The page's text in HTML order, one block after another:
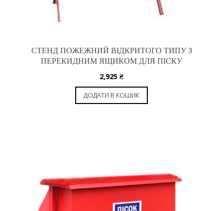
СТЕНД ПОЖЕЖНИЙ ВІДКРИТОГО ТИПУ З
ПЕРЕКИДНИМ ЯЩИКОМ ДЛЯ ПІСКУ
2,925 ₴
ДОДАТИ В КОШИК